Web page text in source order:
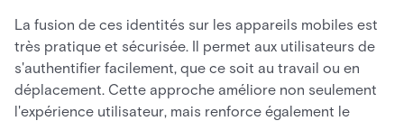
La fusion de ces identités sur les appareils mobiles est
très pratique et sécurisée. Il permet aux utilisateurs de
s'authentifier facilement, que ce soit au travail ou en
déplacement. Cette approche améliore non seulement
l'expérience utilisateur, mais renforce également le